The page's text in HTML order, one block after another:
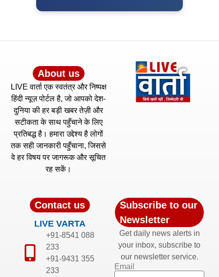
About us
LIVE वार्ता एक स्वतंत्र और निष्पक्ष
हिंदी न्यूज़ पोर्टल है, जो आपको देश-
दुनिया की हर बड़ी खबर तेज़ी और
सटीकता के साथ पहुँचाने के लिए
प्रतिबद्ध है। हमारा उद्देश्य है लोगों
तक सही जानकारी पहुँचाना, जिससे
वे हर विषय पर जागरूक और सूचित
रह सकें।
Contact us
LIVE VARTA
+91-8541 088
233
+91-9431 355
233
Subscribe to our
Newsletter
Get daily news alerts in
your inbox, subscribe to
our newsletter service.
Email